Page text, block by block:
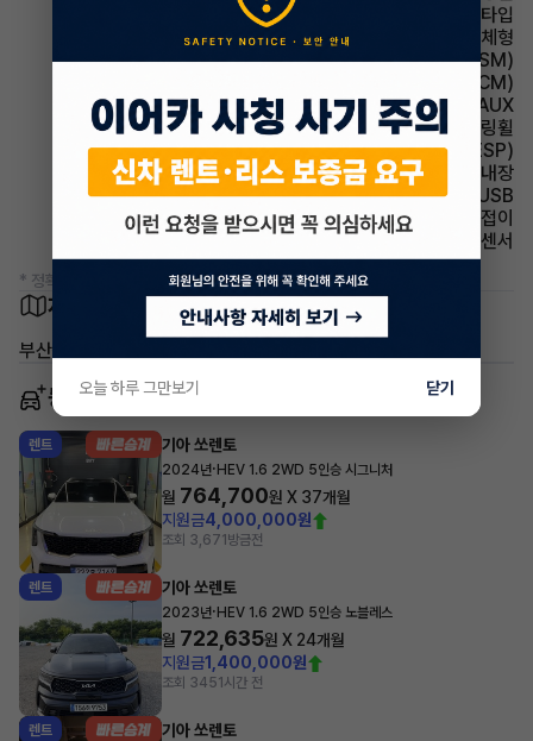
헤드램프 프로젝션 타입
사이드미러 방향지시등 일체형
주행안전 샤시 통합 제어 시스템(VSM)
룸미러 전자식 룸미러(ECM)
유무선단자 AUX
스티어링휠 속도감응식 스티어링휠
주행안전 차체자세제어장치(VDC,ESC,ESP)
룸미러 하이패스 내장
유무선단자 USB
사이드미러 전동접이
주차보조 후방감지센서
* 정확한 정보는 판매자와 반드시 확인하시기 바랍니다.
차량 위치
부산광역시 기장군 장안읍
동일 차종 이어카
렌트 기아 쏘렌토
2024년· HEV 1.6 2WD 5인승 시그니처
월 764,700원 X 37개월
지원금4,000,000원
조회 3,671 방금전
렌트 기아 쏘렌토
2023년· HEV 1.6 2WD 5인승 노블레스
월 722,635원 X 24개월
지원금1,400,000원
조회 3451시간 전
렌트 기아 쏘렌토
오늘 하루 그만보기 닫기